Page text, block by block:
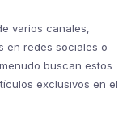
varios canales,
en redes sociales o
buscan estos
exclusivos en el